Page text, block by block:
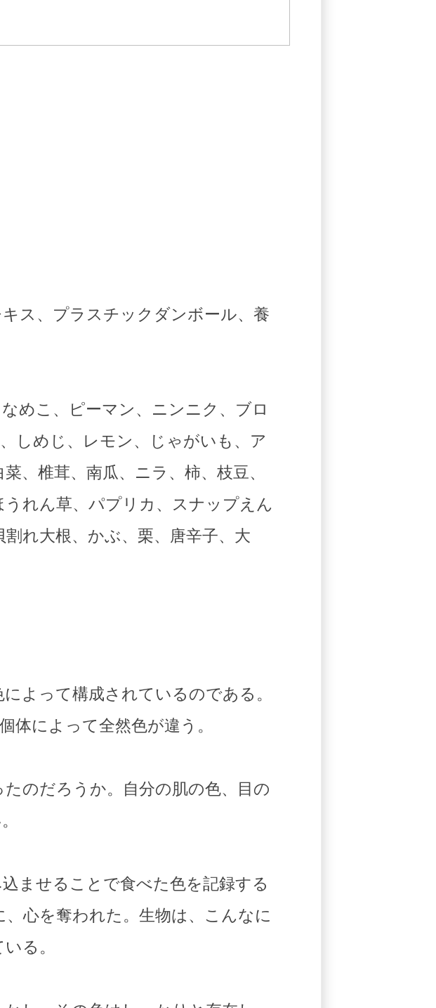
ス、プラスチックダンボール、養
めこ、ピーマン、ニンニク、ブロ
しめじ、レモン、じゃがいも、ア
、椎茸、南瓜、ニラ、柿、枝豆、
れん草、パプリカ、スナップえん
れ大根、かぶ、栗、唐辛子、大
よって構成されているのである。
体によって全然色が違う。
のだろうか。自分の肌の色、目の
ませることで食べた色を記録する
心を奪われた。生物は、こんなに
る。